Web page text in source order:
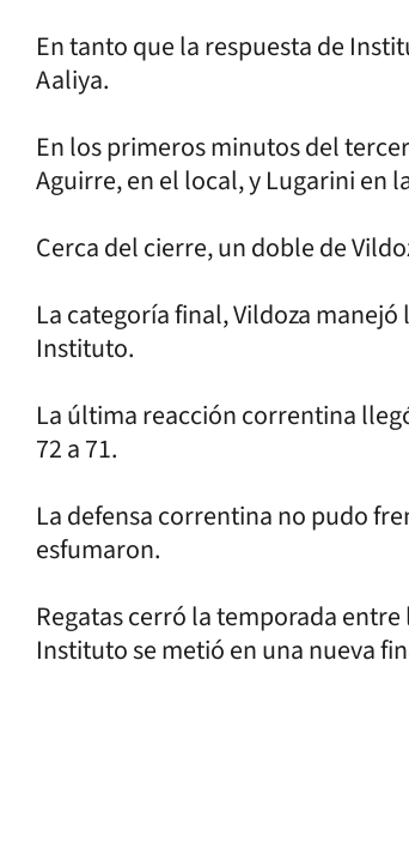
En tanto que la respuesta de
Aaliya.
En los primeros minutos del
Aguirre, en el local, y Lugarini en
Cerca del cierre, un doble de
La categoría final, Vildoza
Instituto.
La última reacción correntina
72 a 71.
La defensa correntina no pudo
esfumaron.
Regatas cerró la temporada
Instituto se metió en una nueva